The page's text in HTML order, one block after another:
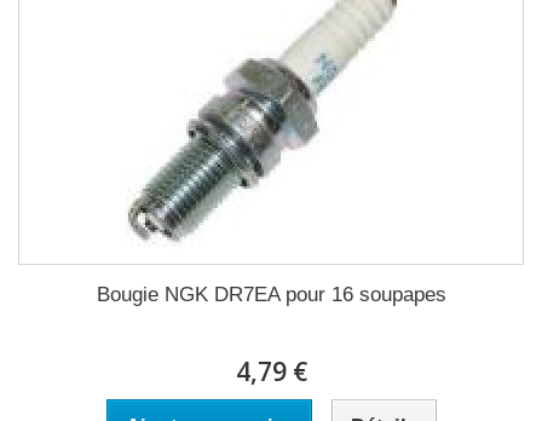
Bougie NGK DR7EA pour 16 soupapes
4,79 €